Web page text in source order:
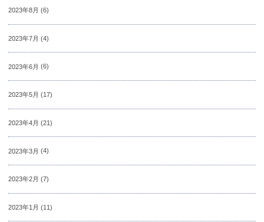
2023年8月 (6)
2023年7月 (4)
2023年6月 (6)
2023年5月 (17)
2023年4月 (21)
2023年3月 (4)
2023年2月 (7)
2023年1月 (11)